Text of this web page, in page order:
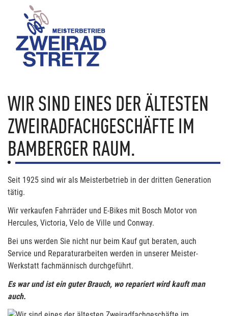
WIR SIND EINES DER ÄLTESTEN
ZWEIRADFACHGESCHÄFTE IM
BAMBERGER RAUM.
Seit 1925 sind wir als Meisterbetrieb in der dritten Generation
tätig.
Wir verkaufen Fahrräder und E-Bikes mit Bosch Motor von
Hercules, Victoria, Velo de Ville und Conway.
Bei uns werden Sie nicht nur beim Kauf gut beraten, auch
Service und Reparaturarbeiten werden in unserer Meister-
Werkstatt fachmännisch durchgeführt.
Es war und ist ein guter Brauch, wo repariert wird kauft man
auch.